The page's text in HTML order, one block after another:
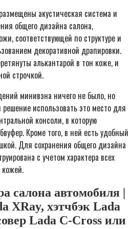
акустическая система и
общего дизайна салона,
соответствующей по структуре и
декоративной драпировки.
алькантарой в тон коже, и
строчкой.
минивэна ничего не было, но
использовать это место для
консоли, в которую
Кроме того, в ней есть удобный
Для сохранения общего дизайна
с учетом характера всех
салона автомобиля |
XRay, хэтчбэк Lada
Lada С-Cross или